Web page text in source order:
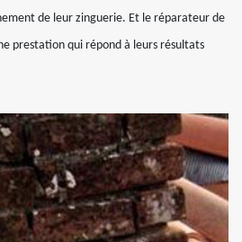
de leur zinguerie. Et le réparateur de
prestation qui répond à leurs résultats